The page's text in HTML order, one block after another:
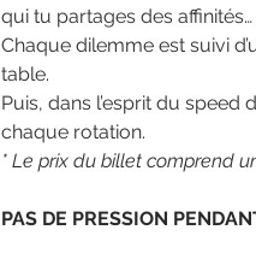
qui tu partages des
Chaque dilemme est suivi
table.
Puis, dans l’esprit du
chaque rotation.
* Le prix du billet comprend
PAS DE PRESSION